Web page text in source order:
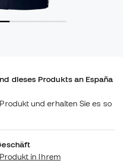
dieses Produkts an España
und erhalten Sie es so
in Ihrem